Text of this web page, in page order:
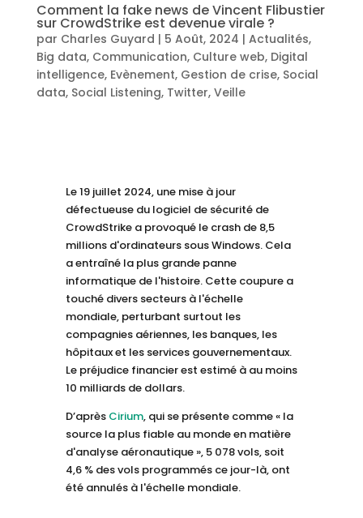
Comment la fake news de Vincent Flibustier
sur CrowdStrike est devenue virale ?
par Charles Guyard | 5 Août, 2024 | Actualités,
Big data, Communication, Culture web, Digital
intelligence, Evènement, Gestion de crise, Social
data, Social Listening, Twitter, Veille
Le 19 juillet 2024, une mise à jour
défectueuse du logiciel de sécurité de
CrowdStrike a provoqué le crash de 8,5
millions d'ordinateurs sous Windows. Cela
a entraîné la plus grande panne
informatique de l'histoire. Cette coupure a
touché divers secteurs à l'échelle
mondiale, perturbant surtout les
compagnies aériennes, les banques, les
hôpitaux et les services gouvernementaux.
Le préjudice financier est estimé à au moins
10 milliards de dollars.
D’après Cirium, qui se présente comme « la
source la plus fiable au monde en matière
d'analyse aéronautique », 5 078 vols, soit
4,6 % des vols programmés ce jour-là, ont
été annulés à l'échelle mondiale.